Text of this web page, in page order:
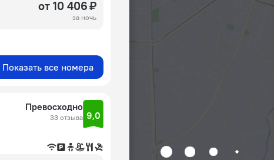
от 10 406 ₽
за ночь
Показать все номера
Превосходно
33 отзыва 9,0